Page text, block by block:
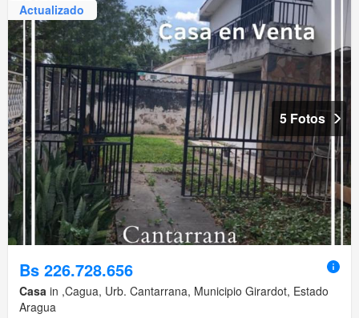
Actualizado
5 Fotos
Bs 226.728.656
Casa in ,Cagua, Urb. Cantarrana, Municipio Girardot, Estado
Aragua